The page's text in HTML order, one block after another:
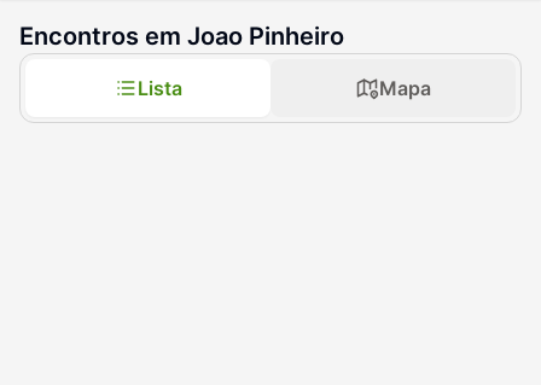
Encontros em Joao Pinheiro
Lista Mapa